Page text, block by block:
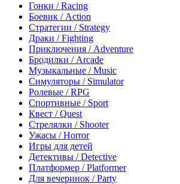
Гонки / Racing
Боевик / Action
Стратегии / Strategy
Драки / Fighting
Приключения / Adventure
Бродилки / Arcade
Музыкальные / Music
Симуляторы / Simulator
Ролевые / RPG
Спортивные / Sport
Квест / Quest
Стрелялки / Shooter
Ужасы / Horror
Игры для детей
Детективы / Detective
Платформер / Platformer
Для вечеринок / Party